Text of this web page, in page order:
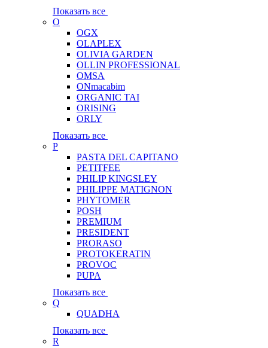
Показать все
O
OGX
OLAPLEX
OLIVIA GARDEN
OLLIN PROFESSIONAL
OMSA
ONmacabim
ORGANIC TAI
ORISING
ORLY
Показать все
P
PASTA DEL CAPITANO
PETITFEE
PHILIP KINGSLEY
PHILIPPE MATIGNON
PHYTOMER
POSH
PREMIUM
PRESIDENT
PRORASO
PROTOKERATIN
PROVOC
PUPA
Показать все
Q
QUADHA
Показать все
R